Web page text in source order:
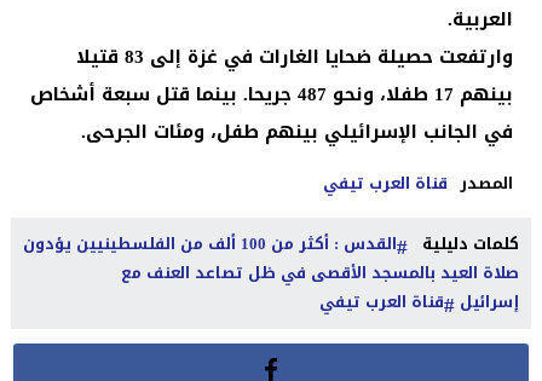
العربية.
وارتفعت حصيلة ضحايا الغارات في غزة إلى 83 قتيلا
بينهم 17 طفلا، ونحو 487 جريحا. بينما قتل سبعة أشخاص
في الجانب الإسرائيلي بينهم طفل، ومئات الجرحى.
المصدر قناة العرب تيفي
كلمات دليلية
القدس : أكثر من 100 ألف من الفلسطينيين يؤدون
صلاة العيد بالمسجد الأقصى في ظل تصاعد العنف مع
إسرائيل قناة العرب تيفي